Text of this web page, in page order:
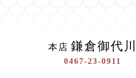
本店 鎌倉御代川
0467-23-0911